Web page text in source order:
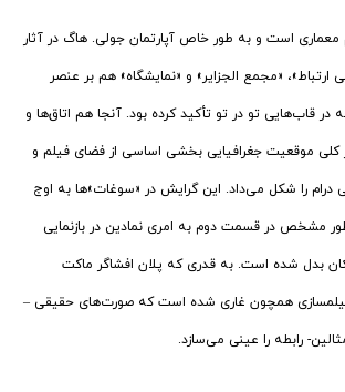
معماری است و به طور خاص آپارتمان جولی. هاگ در آثار
«مجمع الجزایر» و «نمایشگاه» هم بر عنصر
قاب‌هایی تو در تو تأکید کرده بود. آنجا هم اتاق‌ها و
کلی موقعیت جغرافیایی بخشی اساسی از فضای فیلم و
را شکل می‌داد. این گرایش در «سوغات»‌ها به اوج
مشخص در قسمت دوم به امری نمادین در بازنمایی
بدل شده است. به قدری که پلان افشاگر ماکت
فیلمسازی همچون غاری شده است که صورت‌های حقیقی –
رابطه را عینی می‌سازد.